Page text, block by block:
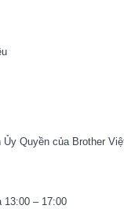
Quyền của Brother
13:00 – 17:00